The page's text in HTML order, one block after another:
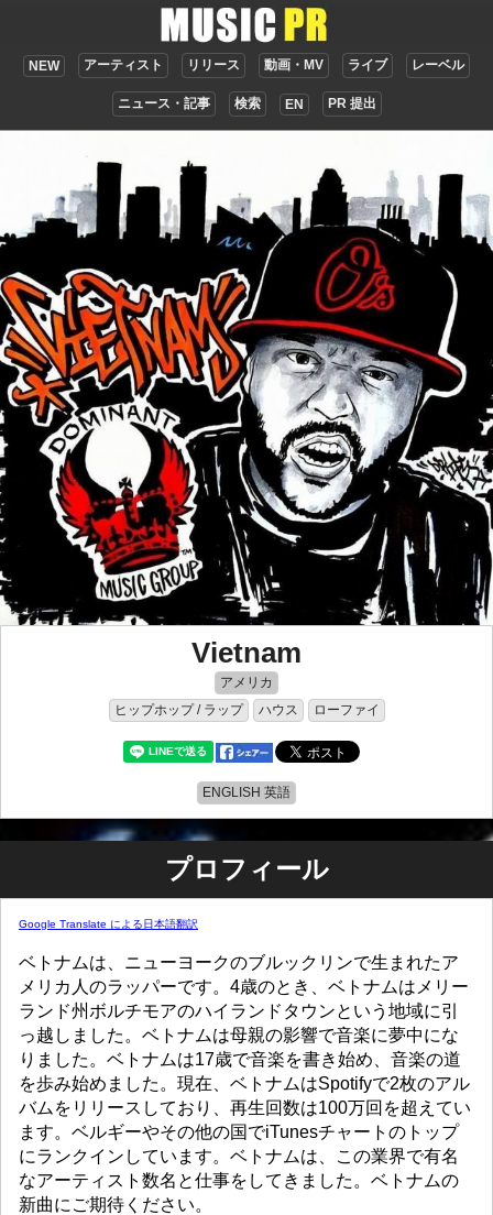
NEW アーティスト リリース 動画・MV ライブ レーベル
ニュース・記事 検索 EN PR 提出
Vietnam
アメリカ
ヒップホップ / ラップ
ハウス ローファイ
ENGLISH 英語
プロフィール
Google Translate による日本語翻訳
ベトナムは、ニューヨークのブルックリンで生まれたア
メリカ人のラッパーです。4歳のとき、ベトナムはメリー
ランド州ボルチモアのハイランドタウンという地域に引
っ越しました。ベトナムは母親の影響で音楽に夢中にな
りました。ベトナムは17歳で音楽を書き始め、音楽の道
を歩み始めました。現在、ベトナムはSpotifyで2枚のアル
バムをリリースしており、再生回数は100万回を超えてい
ます。ベルギーやその他の国でiTunesチャートのトップ
にランクインしています。ベトナムは、この業界で有名
なアーティスト数名と仕事をしてきました。ベトナムの
新曲にご期待ください。